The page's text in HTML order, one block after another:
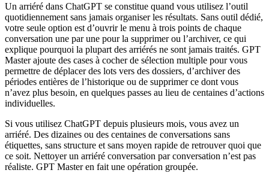
Un arriéré dans ChatGPT se constitue quand vous utilisez l’outil
quotidiennement sans jamais organiser les résultats. Sans outil dédié,
votre seule option est d’ouvrir le menu à trois points de chaque
conversation une par une pour la supprimer ou l’archiver, ce qui
explique pourquoi la plupart des arriérés ne sont jamais traités. GPT
Master ajoute des cases à cocher de sélection multiple pour vous
permettre de déplacer des lots vers des dossiers, d’archiver des
périodes entières de l’historique ou de supprimer ce dont vous
n’avez plus besoin, en quelques passes au lieu de centaines d’actions
individuelles.
Si vous utilisez ChatGPT depuis plusieurs mois, vous avez un
arriéré. Des dizaines ou des centaines de conversations sans
étiquettes, sans structure et sans moyen rapide de retrouver quoi que
ce soit. Nettoyer un arriéré conversation par conversation n’est pas
réaliste. GPT Master en fait une opération groupée.